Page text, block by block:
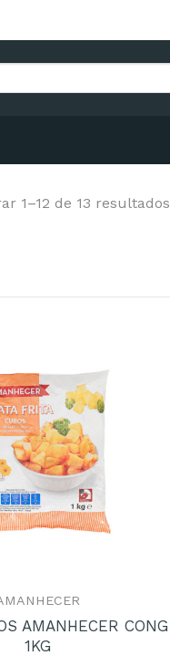
1–12 de 13 resultados
AMANHECER CONG
1KG